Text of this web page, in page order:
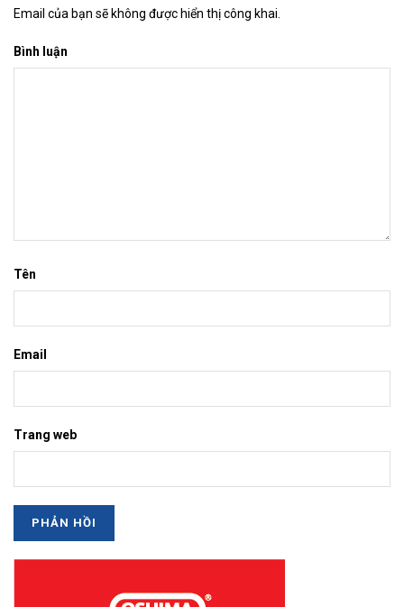
Email của bạn sẽ không được hiển thị công khai.
Bình luận
Tên
Email
Trang web